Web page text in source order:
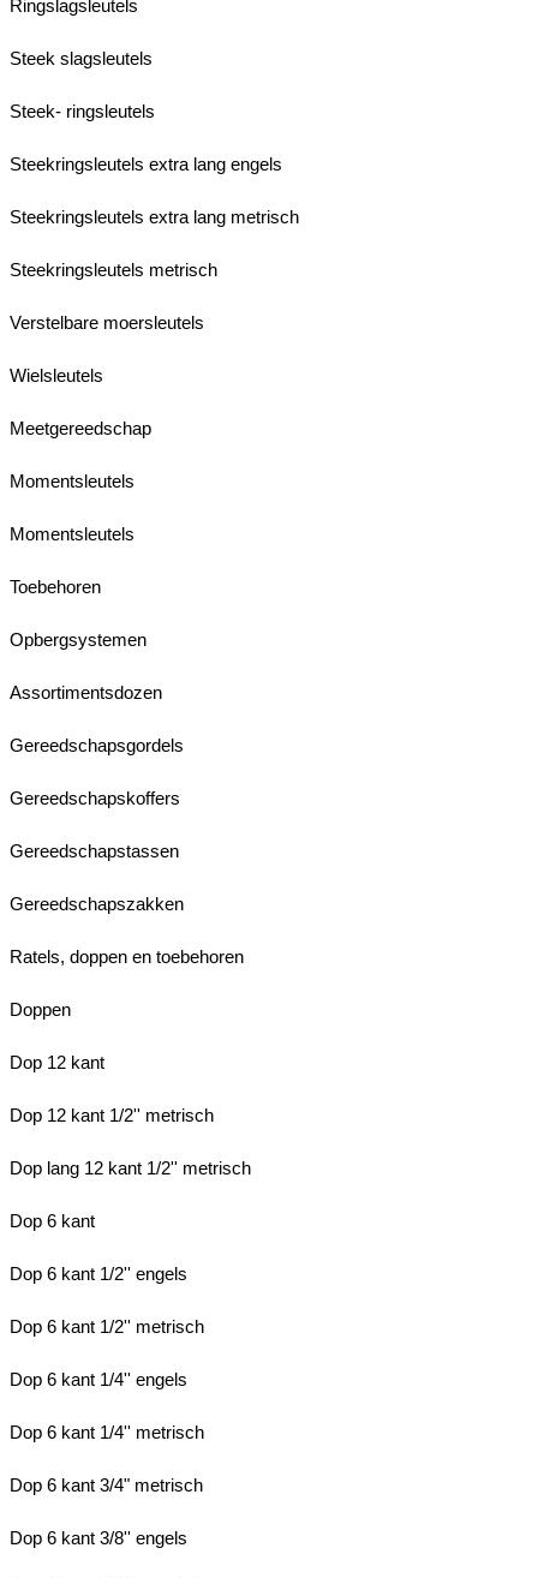
Ringslagsleutels
Steek slagsleutels
Steek- ringsleutels
Steekringsleutels extra lang engels
Steekringsleutels extra lang metrisch
Steekringsleutels metrisch
Verstelbare moersleutels
Wielsleutels
Meetgereedschap
Momentsleutels
Momentsleutels
Toebehoren
Opbergsystemen
Assortimentsdozen
Gereedschapsgordels
Gereedschapskoffers
Gereedschapstassen
Gereedschapszakken
Ratels, doppen en toebehoren
Doppen
Dop 12 kant
Dop 12 kant 1/2'' metrisch
Dop lang 12 kant 1/2'' metrisch
Dop 6 kant
Dop 6 kant 1/2'' engels
Dop 6 kant 1/2'' metrisch
Dop 6 kant 1/4'' engels
Dop 6 kant 1/4'' metrisch
Dop 6 kant 3/4" metrisch
Dop 6 kant 3/8'' engels